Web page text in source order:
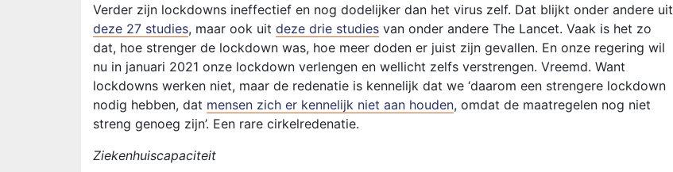
Verder zijn lockdowns ineffectief en nog dodelijker dan het virus zelf. Dat blijkt onder andere uit
deze 27 studies, maar ook uit deze drie studies van onder andere The Lancet. Vaak is het zo
dat, hoe strenger de lockdown was, hoe meer doden er juist zijn gevallen. En onze regering wil
nu in januari 2021 onze lockdown verlengen en wellicht zelfs verstrengen. Vreemd. Want
lockdowns werken niet, maar de redenatie is kennelijk dat we ‘daarom een strengere lockdown
nodig hebben, dat mensen zich er kennelijk niet aan houden, omdat de maatregelen nog niet
streng genoeg zijn’. Een rare cirkelredenatie.
Ziekenhuiscapaciteit